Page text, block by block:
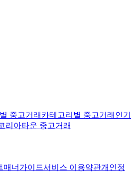
중고거래 카테고리별 중고거래 인기
리아타운 중고거래
매너가이드서비스 이용약관개인정